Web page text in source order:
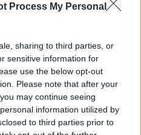
Process My Personal
sharing to third parties, or
sensitive information for
use the below opt-out
Please note that after your
may continue seeing
information utilized by
to third parties prior to
dintre